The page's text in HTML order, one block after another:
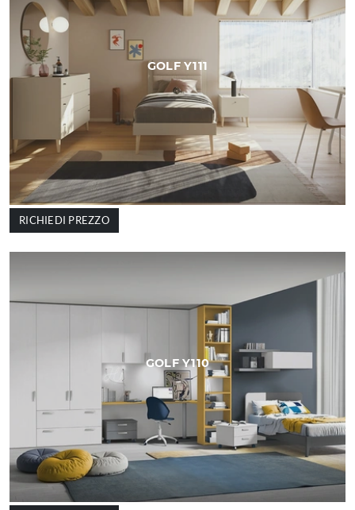
GOLF Y111
RICHIEDI PREZZO
GOLF Y110